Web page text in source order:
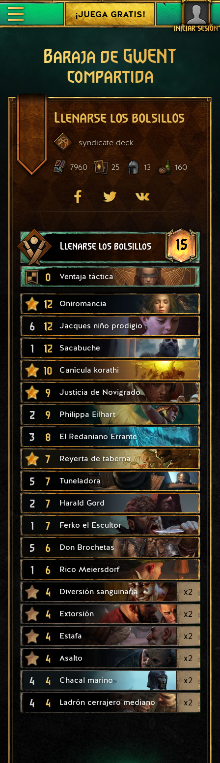
INICIAR SESIÓN
¡JUEGA GRATIS!
Baraja de GWENT
compartida
Llenarse los bolsillos
syndicate deck
7960 25 13 160
Llenarse los bolsillos 15
0 Ventaja táctica
12 Oniromancia
6 12 Jacques niño prodigio
1 12 Sacabuche
10 Canícula korathi
9 Justicia de Novigrado
2 9 Philippa Eilhart
3 8 El Redaniano Errante
7 Reyerta de taberna
5 7 Tuneladora
2 7 Harald Gord
1 7 Ferko el Escultor
5 6 Don Brochetas
1 6 Rico Meiersdorf
4 Diversión sanguinaria x2
4 Extorsión x2
4 Estafa x2
4 Asalto x2
4 4 Chacal marino x2
4 4 Ladrón cerrajero mediano x2